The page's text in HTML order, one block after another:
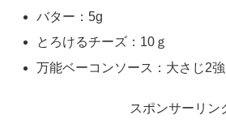
バター：5g
とろけるチーズ：10ｇ
万能ベーコンソース：大さじ2強
スポンサーリン